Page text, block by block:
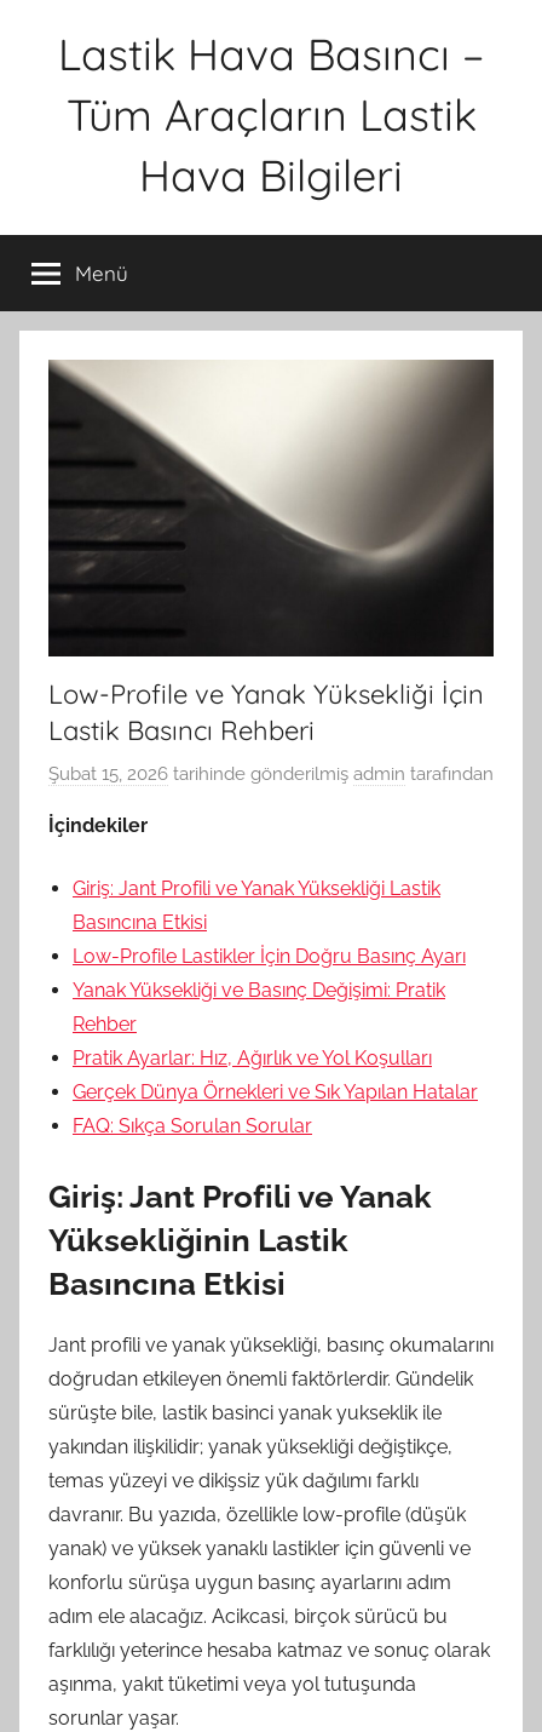
Lastik Hava Basıncı –
Tüm Araçların Lastik
Hava Bilgileri
Menü
Low-Profile ve Yanak Yüksekliği İçin
Lastik Basıncı Rehberi
Şubat 15, 2026 tarihinde gönderilmiş admin tarafından
İçindekiler
Giriş: Jant Profili ve Yanak Yüksekliği Lastik
Basıncına Etkisi
Low-Profile Lastikler İçin Doğru Basınç Ayarı
Yanak Yüksekliği ve Basınç Değişimi: Pratik
Rehber
Pratik Ayarlar: Hız, Ağırlık ve Yol Koşulları
Gerçek Dünya Örnekleri ve Sık Yapılan Hatalar
FAQ: Sıkça Sorulan Sorular
Giriş: Jant Profili ve Yanak
Yüksekliğinin Lastik
Basıncına Etkisi
Jant profili ve yanak yüksekliği, basınç okumalarını
doğrudan etkileyen önemli faktörlerdir. Gündelik
sürüşte bile, lastik basinci yanak yukseklik ile
yakından ilişkilidir; yanak yüksekliği değiştikçe,
temas yüzeyi ve dikişsiz yük dağılımı farklı
davranır. Bu yazıda, özellikle low-profile (düşük
yanak) ve yüksek yanaklı lastikler için güvenli ve
konforlu sürüşa uygun basınç ayarlarını adım
adım ele alacağız. Acikcasi, birçok sürücü bu
farklılığı yeterince hesaba katmaz ve sonuç olarak
aşınma, yakıt tüketimi veya yol tutuşunda
sorunlar yaşar.